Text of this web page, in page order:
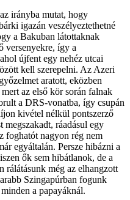
irányba mutat, hogy
igazán veszélyeztethetné
a Bakuban látottaknak
versenyekre, így a
újfent egy nehéz utcai
kell szerepelni. Az Azeri
aratott, eközben
az első kör során falnak
a DRS-vonatba, így csupán
kivétel nélkül pontszerző
megszakadt, ráadásul egy
foghatót nagyon rég nem
egyáltalán. Persze hibázni a
ők sem hibátlanok, de a
rálátásunk még az elhangzott
Szingapúrban fogunk
a papayáknál.